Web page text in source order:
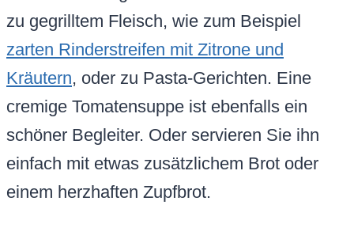
zu gegrilltem Fleisch, wie zum Beispiel
zarten Rinderstreifen mit Zitrone und
Kräutern, oder zu Pasta-Gerichten. Eine
cremige Tomatensuppe ist ebenfalls ein
schöner Begleiter. Oder servieren Sie ihn
einfach mit etwas zusätzlichem Brot oder
einem herzhaften Zupfbrot.